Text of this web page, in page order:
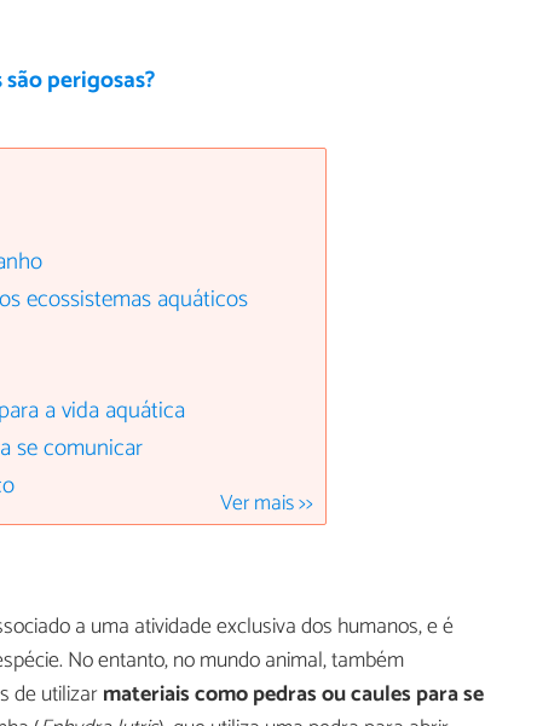
perigosas?
ecossistemas aquáticos
a vida aquática
se comunicar
Ver mais >>
a uma atividade exclusiva dos humanos, e é
No entanto, no mundo animal, também
de utilizarmateriais como pedras ou caules para se